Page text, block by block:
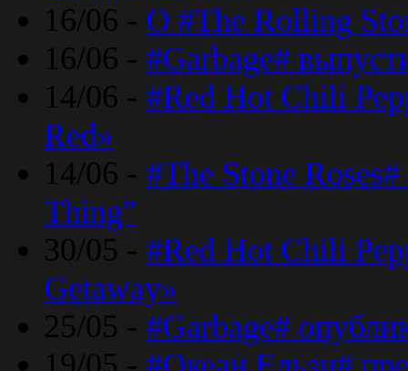
16/06 - О #The Rolling
16/06 - #Garbage#
14/06 - #Red Hot Chili
Red»
14/06 - #The Stone
Thing”
30/05 - #Red Hot Chili
Getaway»
25/05 - #Garbage#